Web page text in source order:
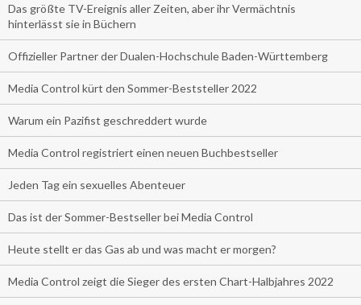
Das größte TV-Ereignis aller Zeiten, aber ihr Vermächtnis
hinterlässt sie in Büchern
Offizieller Partner der Dualen-Hochschule Baden-Württemberg
Media Control kürt den Sommer-Beststeller 2022
Warum ein Pazifist geschreddert wurde
Media Control registriert einen neuen Buchbestseller
Jeden Tag ein sexuelles Abenteuer
Das ist der Sommer-Bestseller bei Media Control
Heute stellt er das Gas ab und was macht er morgen?
Media Control zeigt die Sieger des ersten Chart-Halbjahres 2022